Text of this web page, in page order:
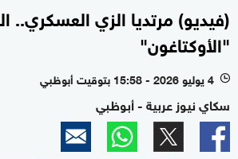
(فيديو) مرتديا الزي العسكري..
"الأوكتاغون"
l 4 يوليو 2026 - 15:58 بتوقيت أبوظبي
سكاي نيوز عربية - أبوظبي